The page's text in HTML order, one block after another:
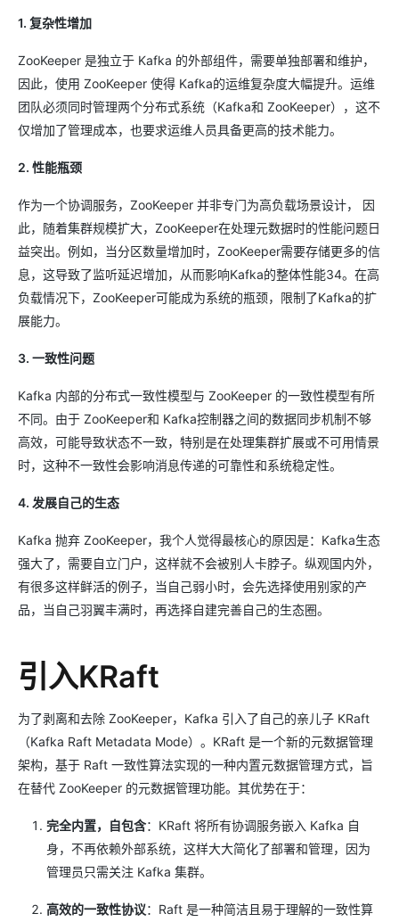
1. 复杂性增加
ZooKeeper 是独立于 Kafka 的外部组件，需要单独部署和维护，
因此，使用 ZooKeeper 使得 Kafka的运维复杂度大幅提升。运维
团队必须同时管理两个分布式系统（Kafka和 ZooKeeper），这不
仅增加了管理成本，也要求运维人员具备更高的技术能力。
2. 性能瓶颈
作为一个协调服务，ZooKeeper 并非专门为高负载场景设计， 因
此，随着集群规模扩大，ZooKeeper在处理元数据时的性能问题日
益突出。例如，当分区数量增加时，ZooKeeper需要存储更多的信
息，这导致了监听延迟增加，从而影响Kafka的整体性能34。在高
负载情况下，ZooKeeper可能成为系统的瓶颈，限制了Kafka的扩
展能力。
3. 一致性问题
Kafka 内部的分布式一致性模型与 ZooKeeper 的一致性模型有所
不同。由于 ZooKeeper和 Kafka控制器之间的数据同步机制不够
高效，可能导致状态不一致，特别是在处理集群扩展或不可用情景
时，这种不一致性会影响消息传递的可靠性和系统稳定性。
4. 发展自己的生态
Kafka 抛弃 ZooKeeper，我个人觉得最核心的原因是：Kafka生态
强大了，需要自立门户，这样就不会被别人卡脖子。纵观国内外，
有很多这样鲜活的例子，当自己弱小时，会先选择使用别家的产
品，当自己羽翼丰满时，再选择自建完善自己的生态圈。
引入KRaft
为了剥离和去除 ZooKeeper，Kafka 引入了自己的亲儿子 KRaft
（Kafka Raft Metadata Mode）。KRaft 是一个新的元数据管理
架构，基于 Raft 一致性算法实现的一种内置元数据管理方式，旨
在替代 ZooKeeper 的元数据管理功能。其优势在于：
完全内置，自包含：KRaft 将所有协调服务嵌入 Kafka 自
身，不再依赖外部系统，这样大大简化了部署和管理，因为
管理员只需关注 Kafka 集群。
高效的一致性协议：Raft 是一种简洁且易于理解的一致性算